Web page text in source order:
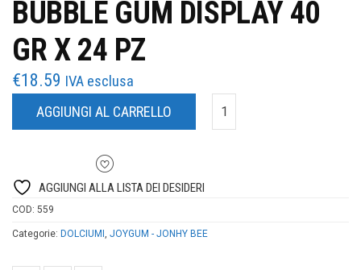
BUBBLE GUM DISPLAY 40
GR X 24 PZ
€18.59 IVA esclusa
AGGIUNGI AL CARRELLO
AGGIUNGI ALLA LISTA DEI DESIDERI
COD: 559
Categorie: DOLCIUMI , JOYGUM - JONHY BEE